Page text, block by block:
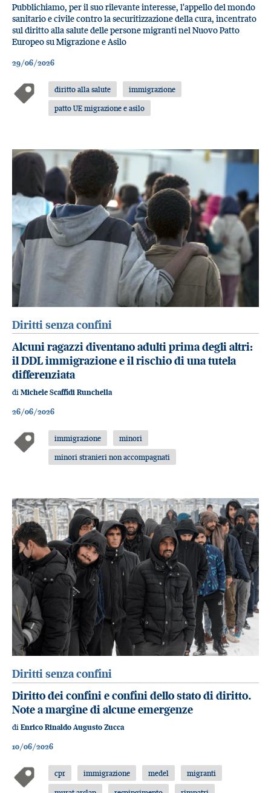
Pubblichiamo, per il suo rilevante interesse, l'appello del mondo
sanitario e civile contro la securitizzazione della cura, incentrato
sul diritto alla salute delle persone migranti nel Nuovo Patto
Europeo su Migrazione e Asilo
29/06/2026
diritto alla salute
immigrazione
patto UE migrazione e asilo
Diritti senza confini
Alcuni ragazzi diventano adulti prima degli altri:
il DDL immigrazione e il rischio di una tutela
differenziata
di Michele Scaffidi Runchella
26/06/2026
immigrazione
minori
minori stranieri non accompagnati
Diritti senza confini
Diritto dei confini e confini dello stato di diritto.
Note a margine di alcune emergenze
di Enrico Rinaldo Augusto Zucca
10/06/2026
cpr immigrazione medel
migranti